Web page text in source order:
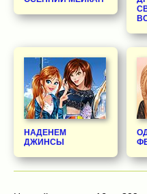
НАДЕНЕМ
ДЖИНСЫ